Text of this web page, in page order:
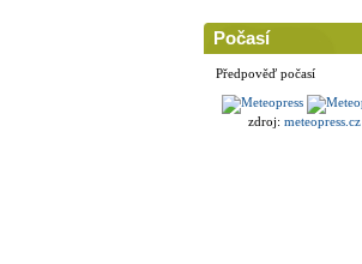
Počasí
Předpověď počasí
zdroj: meteopress.cz